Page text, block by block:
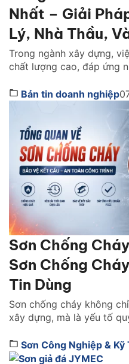
Nhất – Giải
Lý, Nhà Thầu,
Trong ngành xây dựng,
chất lượng cao, đáp ứng
của đại lý phân phối, nhà
ty cổ phần Sơn JYMEC,
Bản tin doanh nghiệp
Sơn Chống
Sơn Chống
Tin Dùng
Sơn chống cháy không
xây dựng, mà là yếu tố
hỏa hoạn. Vậy lựa sơn
Cách chọn như thế nào.
Sơn Công Nghiệp &